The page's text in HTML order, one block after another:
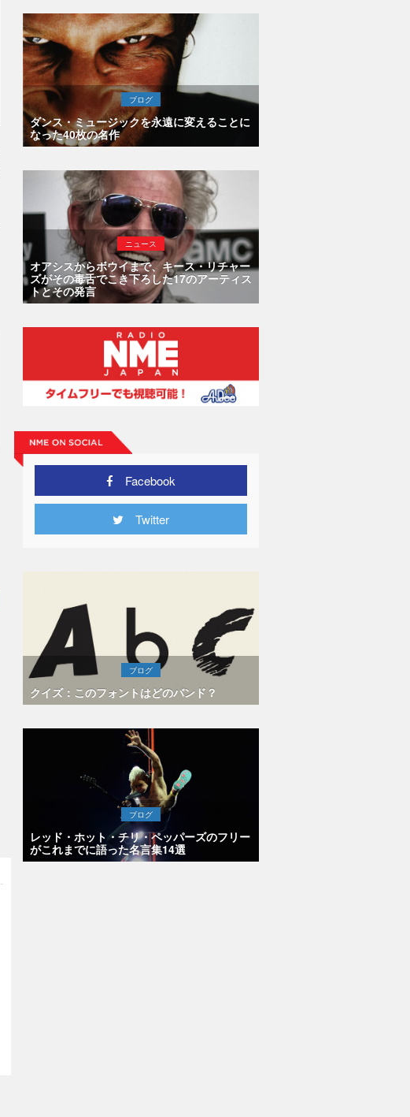
ブログ
ダンス・ミュージックを永遠に変えることに
なった40枚の名作
ニュース
オアシスからボウイまで、キース・リチャー
ズがその毒舌でこき下ろした17のアーティス
トとその発言
Facebook
Twitter
ブログ
クイズ：このフォントはどのバンド？
ブログ
レッド・ホット・チリ・ペッパーズのフリー
がこれまでに語った名言集14選